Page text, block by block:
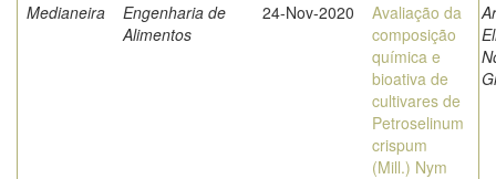
Medianeira
Engenharia de
Alimentos
24-Nov-2020
Avaliação da
composição
química e
bioativa de
cultivares de
Petroselinum
crispum
(Mill.) Nym